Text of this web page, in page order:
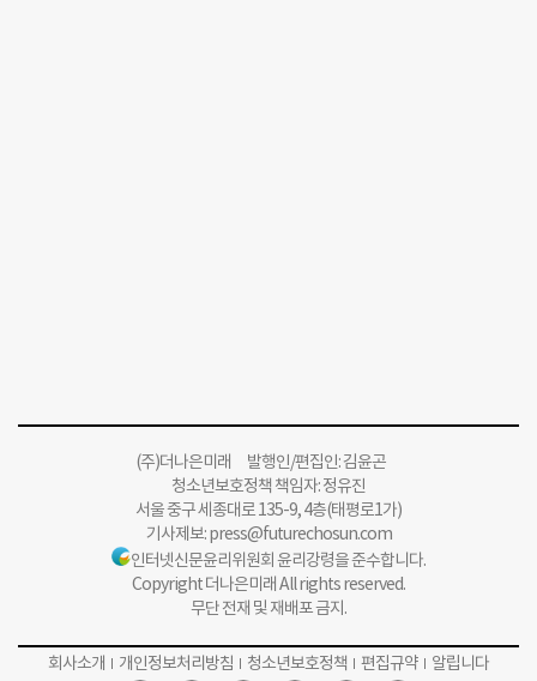
(주)더나은미래 발행인/편집인: 김윤곤
청소년보호정책 책임자: 정유진
서울 중구 세종대로 135-9, 4층(태평로1가)
기사제보:press@futurechosun.com
인터넷신문윤리위원회 윤리강령을 준수합니다.
Copyright 더나은미래 All rights reserved.
무단 전재 및 재배포 금지.
회사소개 개인정보처리방침 청소년보호정책 편집규약 알립니다